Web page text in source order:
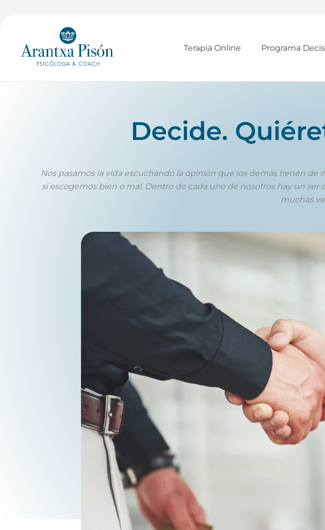
Terapia Online Programa
Decide.
Nos pasamos la vida escuchando la opinión que los demás tienen
si escogemos bien o mal. Dentro de cada uno de nosotros hay un
muchas